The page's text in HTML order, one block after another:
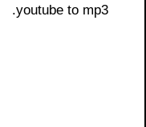
youtube to mp3.